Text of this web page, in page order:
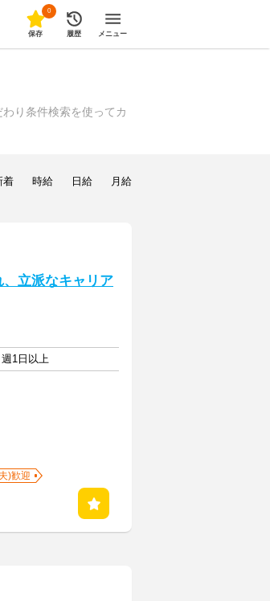
0
保存 履歴 メニュー
り条件検索を使ってカ
着 時給 日給 月給
、立派なキャリア
週1日以上
)歓迎